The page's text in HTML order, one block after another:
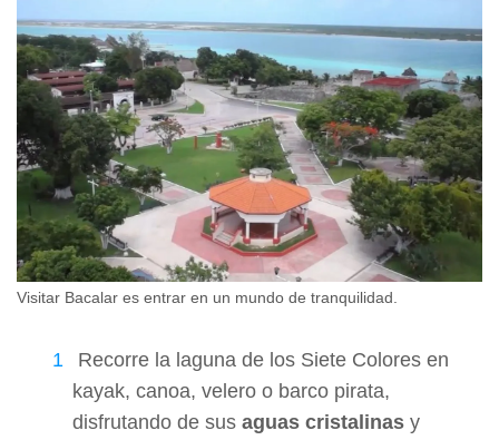
Visitar Bacalar es entrar en un mundo de tranquilidad.
Recorre la laguna de los Siete Colores en
kayak, canoa, velero o barco pirata,
disfrutando de sus aguas cristalinas y